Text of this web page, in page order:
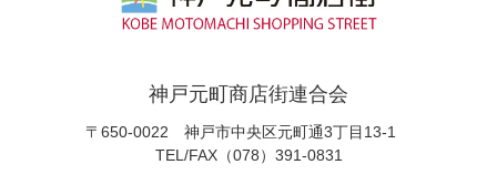
神戸元町商店街連合会
〒650-0022 神戸市中央区元町通3丁目13-1
TEL/FAX（078）391-0831